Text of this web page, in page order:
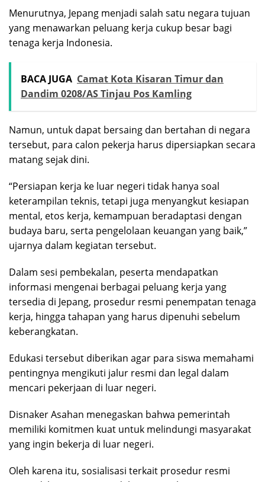
Menurutnya, Jepang menjadi salah satu negara tujuan
yang menawarkan peluang kerja cukup besar bagi
tenaga kerja Indonesia.
BACA JUGA Camat Kota Kisaran Timur dan
Dandim 0208/AS Tinjau Pos Kamling
Namun, untuk dapat bersaing dan bertahan di negara
tersebut, para calon pekerja harus dipersiapkan secara
matang sejak dini.
“Persiapan kerja ke luar negeri tidak hanya soal
keterampilan teknis, tetapi juga menyangkut kesiapan
mental, etos kerja, kemampuan beradaptasi dengan
budaya baru, serta pengelolaan keuangan yang baik,”
ujarnya dalam kegiatan tersebut.
Dalam sesi pembekalan, peserta mendapatkan
informasi mengenai berbagai peluang kerja yang
tersedia di Jepang, prosedur resmi penempatan tenaga
kerja, hingga tahapan yang harus dipenuhi sebelum
keberangkatan.
Edukasi tersebut diberikan agar para siswa memahami
pentingnya mengikuti jalur resmi dan legal dalam
mencari pekerjaan di luar negeri.
Disnaker Asahan menegaskan bahwa pemerintah
memiliki komitmen kuat untuk melindungi masyarakat
yang ingin bekerja di luar negeri.
Oleh karena itu, sosialisasi terkait prosedur resmi